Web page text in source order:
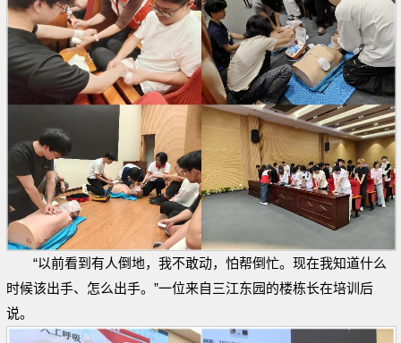
“以前看到有人倒地，我不敢动，怕帮倒忙。现在我知道什么
时候该出手、怎么出手。”一位来自三江东园的楼栋长在培训后
说。